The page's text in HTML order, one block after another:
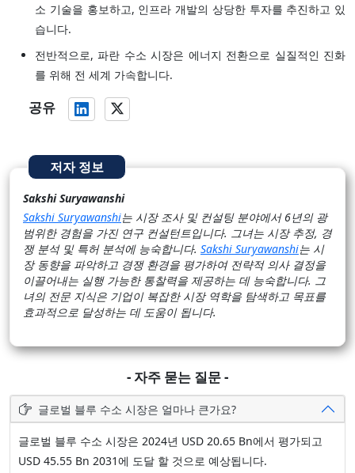
소 기술을 홍보하고, 인프라 개발의 상당한 투자를 추진하고 있
습니다.
전반적으로, 파란 수소 시장은 에너지 전환으로 실질적인 진화
를 위해 전 세계 가속합니다.
공유
저자 정보
Sakshi Suryawanshi
Sakshi Suryawanshi는 시장 조사 및 컨설팅 분야에서 6년의 광
범위한 경험을 가진 연구 컨설턴트입니다. 그녀는 시장 추정, 경
쟁 분석 및 특허 분석에 능숙합니다. Sakshi Suryawanshi는 시
장 동향을 파악하고 경쟁 환경을 평가하여 전략적 의사 결정을
이끌어내는 실행 가능한 통찰력을 제공하는 데 능숙합니다. 그
녀의 전문 지식은 기업이 복잡한 시장 역학을 탐색하고 목표를
효과적으로 달성하는 데 도움이 됩니다.
- 자주 묻는 질문 -
글로벌 블루 수소 시장은 얼마나 큰가요?
글로벌 블루 수소 시장은 2024년 USD 20.65 Bn에서 평가되고
USD 45.55 Bn 2031에 도달 할 것으로 예상됩니다.